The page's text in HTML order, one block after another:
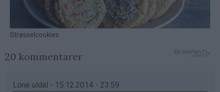
20 kommentarer
Lone uldal - 15.12.2014 - 23:59